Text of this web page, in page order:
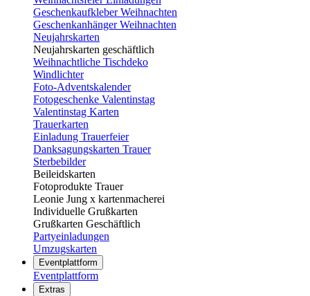
Geschenkaufkleber Weihnachten
Geschenkanhänger Weihnachten
Neujahrskarten
Neujahrskarten geschäftlich
Weihnachtliche Tischdeko
Windlichter
Foto-Adventskalender
Fotogeschenke Valentinstag
Valentinstag Karten
Trauerkarten
Einladung Trauerfeier
Danksagungskarten Trauer
Sterbebilder
Beileidskarten
Fotoprodukte Trauer
Leonie Jung x kartenmacherei
Individuelle Grußkarten
Grußkarten Geschäftlich
Partyeinladungen
Umzugskarten
Eventplattform
Eventplattform
Extras